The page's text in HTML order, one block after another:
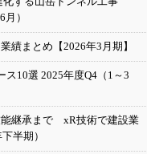
）
績まとめ【2026年3月期】
ス10選 2025年度Q4（1～3
能継承まで xR技術で建設業
半期）